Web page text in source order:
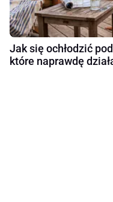
Jak się ochłodzić
które naprawdę